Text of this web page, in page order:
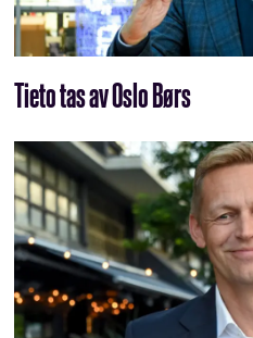
Tieto tas av Oslo Børs